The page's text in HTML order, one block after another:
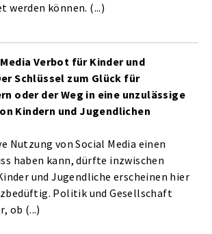
werden können. (...)
Verbot für Kinder und
Schlüssel zum Glück für
oder der Weg in eine unzulässige
Kindern und Jugendlichen
Nutzung von Social Media einen
haben kann, dürfte inzwischen
und Jugendliche erscheinen hier
Politik und Gesellschaft
ob (...)